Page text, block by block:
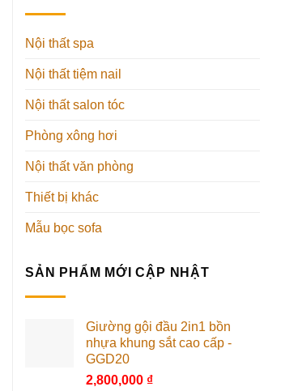
Nội thất spa
Nội thất tiệm nail
Nội thất salon tóc
Phòng xông hơi
Nội thất văn phòng
Thiết bị khác
Mẫu bọc sofa
SẢN PHẨM MỚI CẬP NHẬT
Giường gội đầu 2in1 bồn
nhựa khung sắt cao cấp -
GGD20
2,800,000 ₫